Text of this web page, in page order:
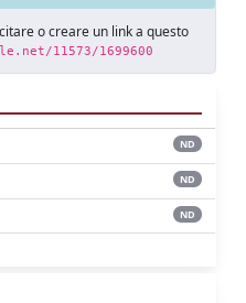
o creare un link a questo
11573/1699600
ND
ND
ND